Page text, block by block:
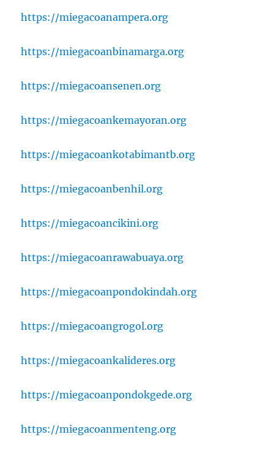
https://miegacoanampera.org
https://miegacoanbinamarga.org
https://miegacoansenen.org
https://miegacoankemayoran.org
https://miegacoankotabimantb.org
https://miegacoanbenhil.org
https://miegacoancikini.org
https://miegacoanrawabuaya.org
https://miegacoanpondokindah.org
https://miegacoangrogol.org
https://miegacoankalideres.org
https://miegacoanpondokgede.org
https://miegacoanmenteng.org